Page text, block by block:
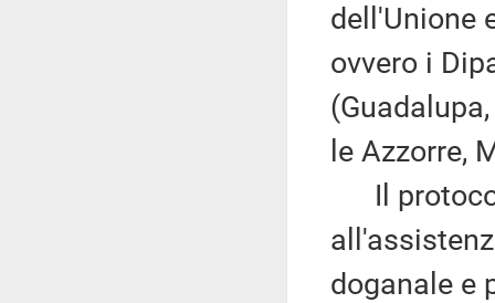
dell'Unione
ovvero i
le Azzorre,
Il
doganale e